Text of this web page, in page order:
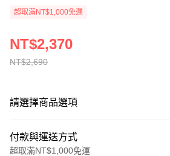
超取滿NT$1,000免運
NT$2,690
NT$2,370
請選擇商品選項
付款與運送方式
超取滿NT$1,000免運